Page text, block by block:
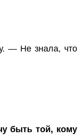
— Не знала, что
быть той, кому